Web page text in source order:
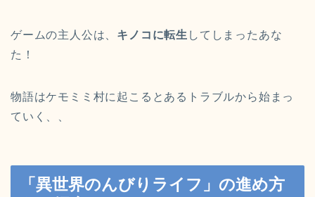
ゲームの主人公は、 キノコに転生 してしまったあな
た！
物語はケモミミ村に起こるとあるトラブルから始まっ
ていく、、
「異世界のんびりライフ」の進め方